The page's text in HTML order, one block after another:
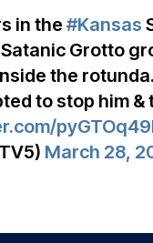
in the #Kansas
Grotto
the
to stop him &
March 28,